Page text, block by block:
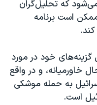
که تحلیل‌گران
است برنامه
گزینه‌های خود در مورد
خاورمیانه، و در واقع
به حمله موشکی
است.